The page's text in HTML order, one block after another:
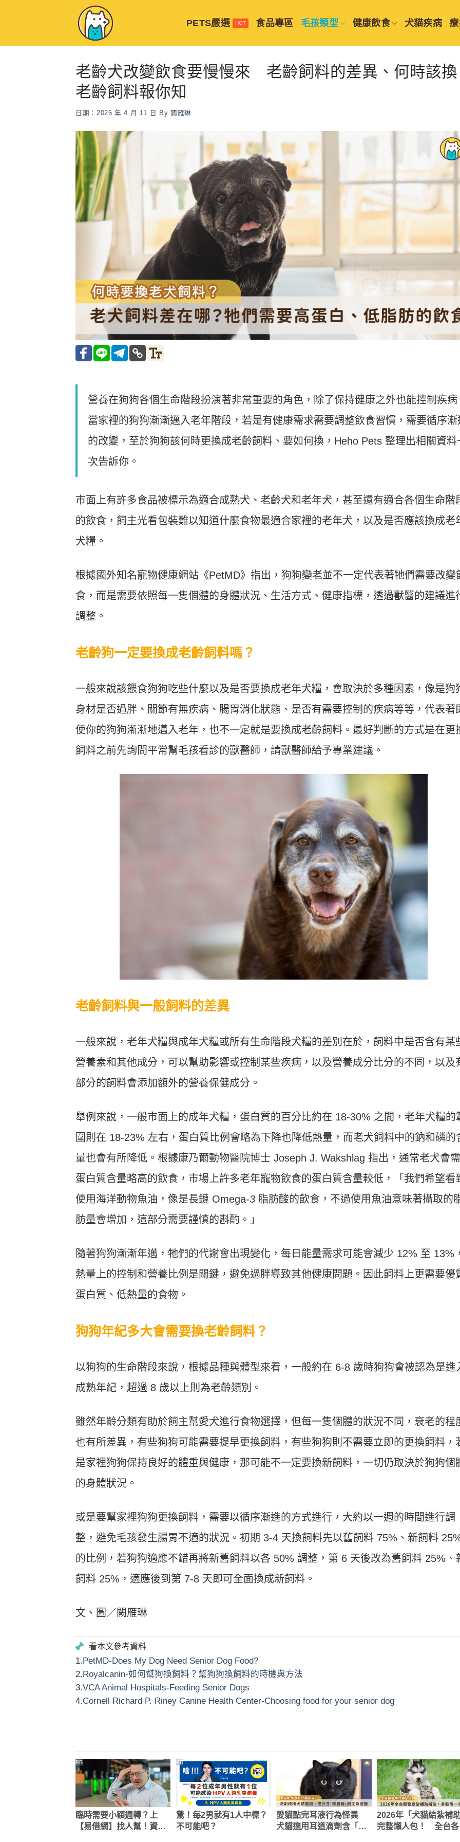
PETS嚴選 食品專區 毛孩類型 健康飲食 犬貓疾病
老齡犬改變飲食要慢慢來 老齡飼料的差異、何時該換
老齡飼料報你知
日期： 2025 年 4 月 11 日 By 闕雁琳
營養在狗狗各個生命階段扮演著非常重要的角色，除了保持健康之外也能控制疾病
當家裡的狗狗漸漸邁入老年階段，若是有健康需求需要調整飲食習慣，需要循序漸
的改變，至於狗狗該何時更換成老齡飼料、要如何換，Heho Pets 整理出相關資料
次告訴你。
市面上有許多食品被標示為適合成熟犬、老齡犬和老年犬，甚至還有適合各個生命階
的飲食，飼主光看包裝難以知道什麼食物最適合家裡的老年犬，以及是否應該換成老
犬糧。
根據國外知名寵物健康網站《PetMD》指出，狗狗變老並不一定代表著牠們需要改變
食，而是需要依照每一隻個體的身體狀況、生活方式、健康指標，透過獸醫的建議進
調整。
老齡狗一定要換成老齡飼料嗎？
一般來說該餵食狗狗吃些什麼以及是否要換成老年犬糧，會取決於多種因素，像是狗
身材是否過胖、關節有無疾病、腸胃消化狀態、是否有需要控制的疾病等等，代表著
使你的狗狗漸漸地邁入老年，也不一定就是要換成老齡飼料。最好判斷的方式是在更
飼料之前先詢問平常幫毛孩看診的獸醫師，請獸醫師給予專業建議。
老齡飼料與一般飼料的差異
一般來說，老年犬糧與成年犬糧或所有生命階段犬糧的差別在於，飼料中是否含有某
營養素和其他成分，可以幫助影響或控制某些疾病，以及營養成分比分的不同，以及
部分的飼料會添加額外的營養保健成分。
舉例來說，一般市面上的成年犬糧，蛋白質的百分比約在 18-30% 之間，老年犬糧的
圍則在 18-23% 左右，蛋白質比例會略為下降也降低熱量，而老犬飼料中的鈉和磷的
量也會有所降低。根據康乃爾動物醫院博士 Joseph J. Wakshlag 指出，通常老犬會
蛋白質含量略高的飲食，市場上許多老年寵物飲食的蛋白質含​​量較低，「我們希望看
使用海洋動物魚油，像是長鏈 Omega-3 脂肪酸的飲食，不過使用魚油意味著攝取的
肪量會增加，這部分需要謹慎的斟酌。」
隨著狗狗漸漸年邁，牠們的代謝會出現變化，每日能量需求可能會減少 12% 至 13%
熱量上的控制和營養比例是關鍵，避免過胖導致其他健康問題。因此飼料上更需要優
蛋白質、低熱量的食物。
狗狗年紀多大會需要換老齡飼料？
以狗狗的生命階段來說，根據品種與體型來看，一般約在 6-8 歲時狗狗會被認為是進
成熟年紀，超過 8 歲以上則為老齡類別。
雖然年齡分類有助於飼主幫愛犬進行食物選擇，但每一隻個體的狀況不同，衰老的程
也有所差異，有些狗狗可能需要提早更換飼料，有些狗狗則不需要立即的更換飼料，
是家裡狗狗保持良好的體重與健康，那可能不一定要換新飼料，一切仍取決於狗狗個
的身體狀況。
或是要幫家裡狗狗更換飼料，需要以循序漸進的方式進行，大約以一週的時間進行調
整，避免毛孩發生腸胃不適的狀況。初期 3-4 天換飼料先以舊飼料 75%、新飼料
的比例，若狗狗適應不錯再將新舊飼料以各 50% 調整，第 6 天後改為舊飼料 25%、
飼料 25%，適應後到第 7-8 天即可全面換成新飼料。
文、圖／闕雁琳
1.PetMD-Does My Dog Need Senior Dog Food?
2.Royalcanin-如何幫狗換飼料？幫狗狗換飼料的時機與方法
3.VCA Animal Hospitals-Feeding Senior Dogs
4.Cornell Richard P. Riney Canine Health Center-Choosing food for your senior dog
臨時需要小額週轉？上
【易借網】找人幫！資金
PR
驚！每2男就有1人中標？
不可能吧？
PR
愛貓點完耳液行為怪異
犬貓適用耳道滴劑含「除
2026年「犬貓結紮補
完整懶人包！ 全台各